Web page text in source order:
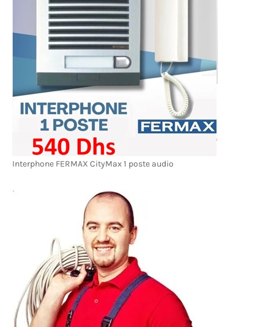
Interphone FERMAX CityMax 1 poste audio